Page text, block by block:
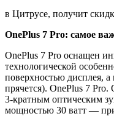
в Цитрусе, получит
OnePlus 7 Pro: самое
OnePlus 7 Pro оснащен
технологической
поверхностью дисплея,
прячется). OnePlus 7
3-кратным оптическим
мощностью 30 ватт — при